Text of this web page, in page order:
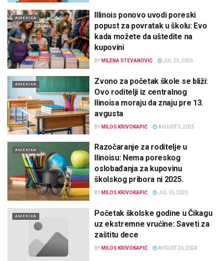
AMERIKA
Illinois ponovo uvodi poreski
popust za povratak u školu: Evo
kada možete da uštedite na
kupovini
BY MILENA STEVANOVIĆ JUL 25, 2026
AMERIKA
Zvono za početak škole se bliži:
Ovo roditelji iz centralnog
Ilinoisa moraju da znaju pre 13.
avgusta
BY MILOS KRIVOKAPIĆ AVGUST 5, 2025
AMERIKA
Razočaranje za roditelje u
Ilinoisu: Nema poreskog
oslobađanja za kupovinu
školskog pribora ni 2025.
BY MILOS KRIVOKAPIĆ JUL 15, 2025
AMERIKA
Početak školske godine u Čikagu
uz ekstremne vrućine: Saveti za
zaštitu dece
BY MILOS KRIVOKAPIĆ AVGUST 26, 2024